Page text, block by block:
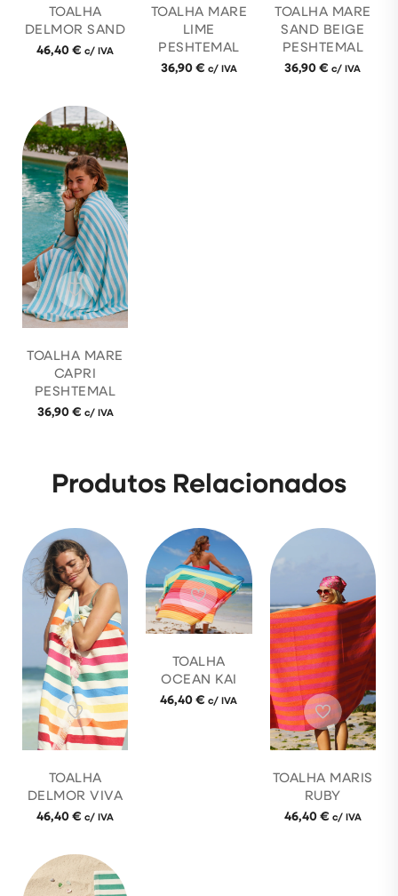
TOALHA
DELMOR SAND
46,40€ c/ IVA
TOALHA MARE
LIME
PESHTEMAL
36,90€ c/ IVA
TOALHA MARE
SAND BEIGE
PESHTEMAL
36,90€ c/ IVA
TOALHA MARE
CAPRI
PESHTEMAL
36,90€ c/ IVA
Produtos Relacionados
TOALHA
DELMOR VIVA
46,40€ c/ IVA
TOALHA
OCEAN KAI
46,40€ c/ IVA
TOALHA MARIS
RUBY
46,40€ c/ IVA